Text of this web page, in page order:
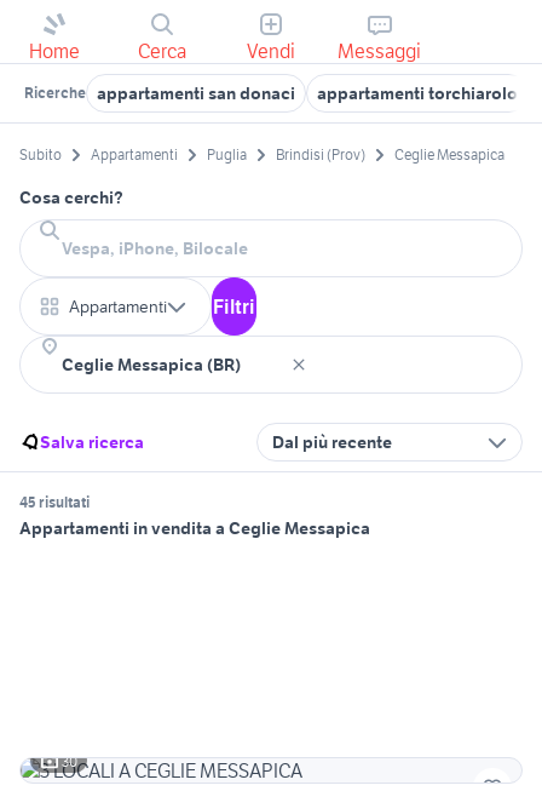
Home Cerca Vendi Messaggi
Ricerche appartamenti san donaci appartamenti torchiarolo
Subito Appartamenti Puglia Brindisi (Prov) Ceglie Messapica
Cosa cerchi?
Appartamenti Filtri
Salva ricerca Dal più recente
45 risultati
Appartamenti in vendita a Ceglie Messapica
30